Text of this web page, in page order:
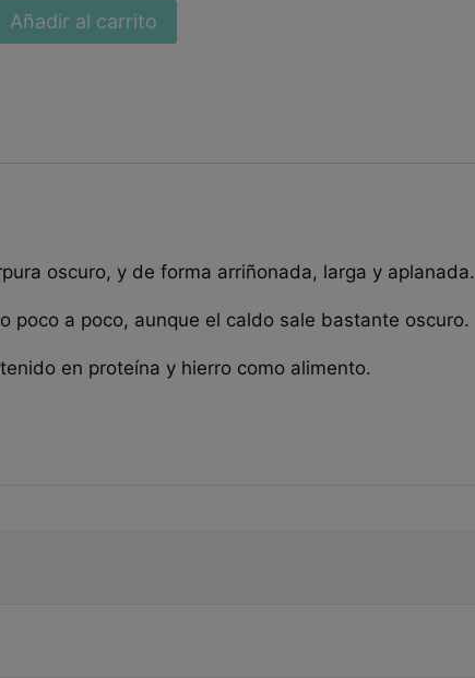
Añadir al carrito
oscuro, y de forma arriñonada, larga y aplanada.
poco a poco, aunque el caldo sale bastante oscuro.
en proteína y hierro como alimento.